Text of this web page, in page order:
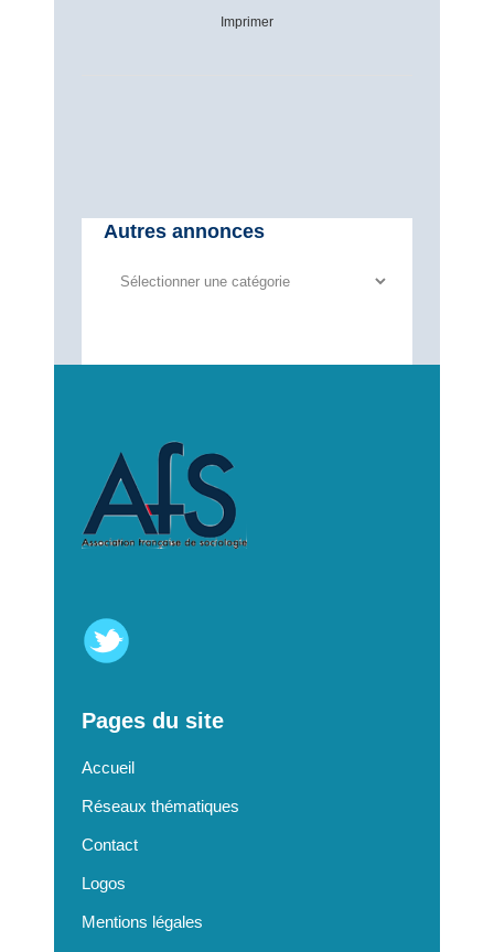
Imprimer
Autres annonces
Autres
Pages du site
Accueil
Réseaux thématiques
Contact
Logos
Mentions légales